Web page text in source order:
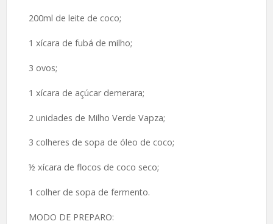
200ml de leite de coco;
1 xícara de fubá de milho;
3 ovos;
1 xícara de açúcar demerara;
2 unidades de Milho Verde Vapza;
3 colheres de sopa de óleo de coco;
½ xícara de flocos de coco seco;
1 colher de sopa de fermento.
MODO DE PREPARO: